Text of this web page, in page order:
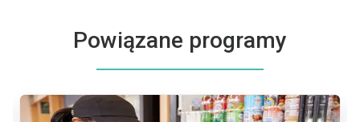
Powiązane programy
To
karuzela.